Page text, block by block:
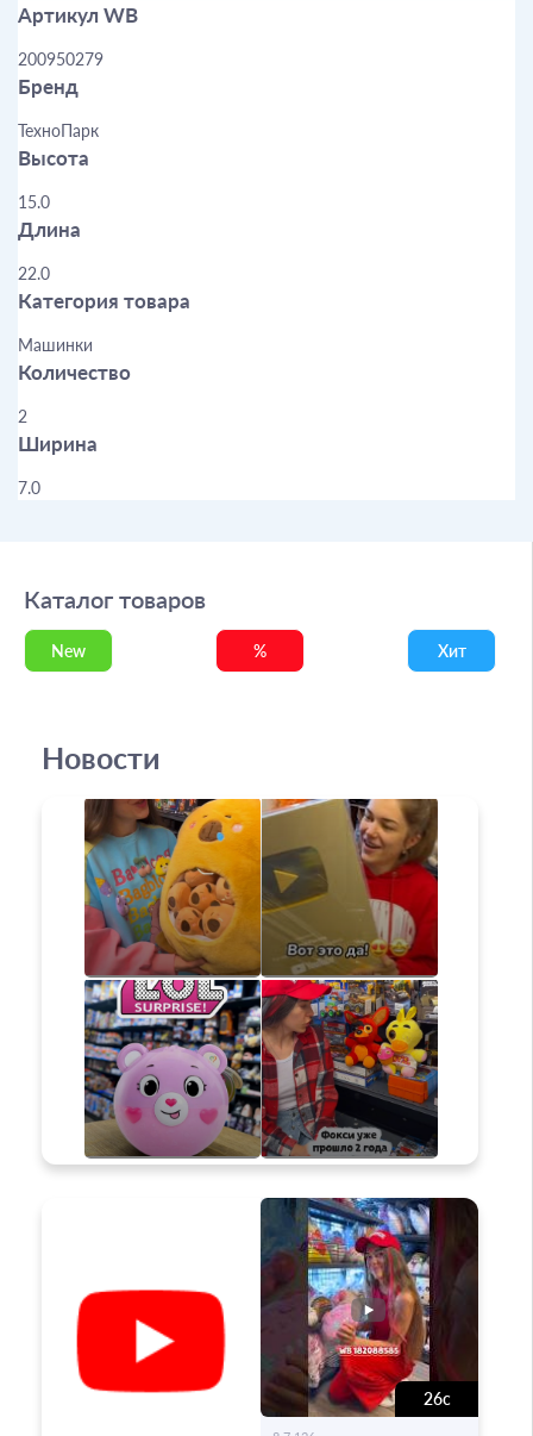
Артикул WB
200950279
Бренд
ТехноПарк
Высота
15.0
Длина
22.0
Категория товара
Машинки
Количество
2
Ширина
7.0
Каталог товаров
New % Хит
Новости
26с